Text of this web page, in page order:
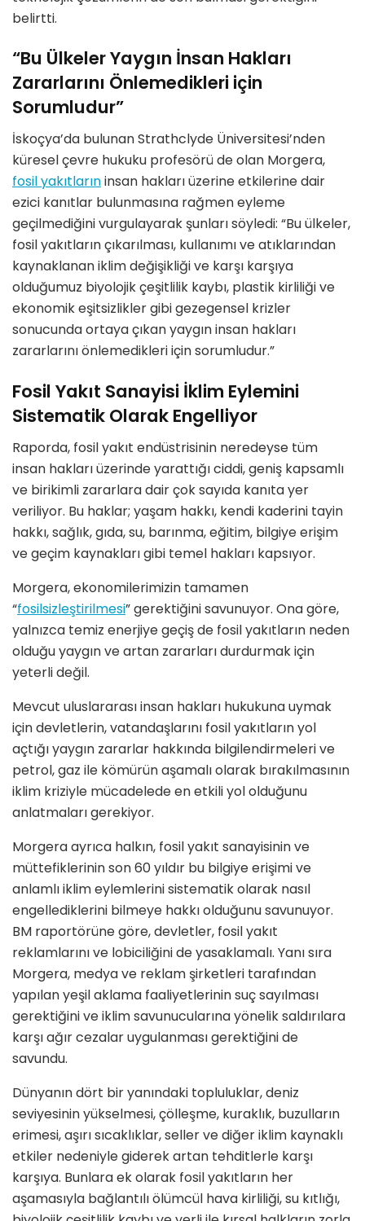
belirtti.
“Bu Ülkeler Yaygın İnsan Hakları
Zararlarını Önlemedikleri için
Sorumludur”
İskoçya’da bulunan Strathclyde Üniversitesi’nden
küresel çevre hukuku profesörü de olan Morgera,
fosil yakıtlarıninsan hakları üzerine etkilerine dair
ezici kanıtlar bulunmasına rağmen eyleme
geçilmediğini vurgulayarak şunları söyledi: “Bu ülkeler,
fosil yakıtların çıkarılması, kullanımı ve atıklarından
kaynaklanan iklim değişikliği ve karşı karşıya
olduğumuz biyolojik çeşitlilik kaybı, plastik kirliliği ve
ekonomik eşitsizlikler gibi gezegensel krizler
sonucunda ortaya çıkan yaygın insan hakları
zararlarını önlemedikleri için sorumludur.”
Fosil Yakıt Sanayisi İklim Eylemini
Sistematik Olarak Engelliyor
Raporda, fosil yakıt endüstrisinin neredeyse tüm
insan hakları üzerinde yarattığı ciddi, geniş kapsamlı
ve birikimli zararlara dair çok sayıda kanıta yer
veriliyor. Bu haklar; yaşam hakkı, kendi kaderini tayin
hakkı, sağlık, gıda, su, barınma, eğitim, bilgiye erişim
ve geçim kaynakları gibi temel hakları kapsıyor.
Morgera, ekonomilerimizin tamamen
“fosilsizleştirilmesi” gerektiğini savunuyor. Ona göre,
yalnızca temiz enerjiye geçiş de fosil yakıtların neden
olduğu yaygın ve artan zararları durdurmak için
yeterli değil.
Mevcut uluslararası insan hakları hukukuna uymak
için devletlerin, vatandaşlarını fosil yakıtların yol
açtığı yaygın zararlar hakkında bilgilendirmeleri ve
petrol, gaz ile kömürün aşamalı olarak bırakılmasının
iklim kriziyle mücadelede en etkili yol olduğunu
anlatmaları gerekiyor.
Morgera ayrıca halkın, fosil yakıt sanayisinin ve
müttefiklerinin son 60 yıldır bu bilgiye erişimi ve
anlamlı iklim eylemlerini sistematik olarak nasıl
engellediklerini bilmeye hakkı olduğunu savunuyor.
BM raportörüne göre, devletler, fosil yakıt
reklamlarını ve lobiciliğini de yasaklamalı. Yanı sıra
Morgera, medya ve reklam şirketleri tarafından
yapılan yeşil aklama faaliyetlerinin suç sayılması
gerektiğini ve iklim savunucularına yönelik saldırılara
karşı ağır cezalar uygulanması gerektiğini de
savundu.
Dünyanın dört bir yanındaki topluluklar, deniz
seviyesinin yükselmesi, çölleşme, kuraklık, buzulların
erimesi, aşırı sıcaklıklar, seller ve diğer iklim kaynaklı
etkiler nedeniyle giderek artan tehditlerle karşı
karşıya. Bunlara ek olarak fosil yakıtların her
aşamasıyla bağlantılı ölümcül hava kirliliği, su kıtlığı,